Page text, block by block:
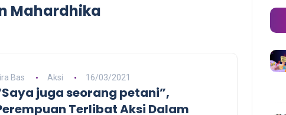
Mahardhika
Bas Aksi 16/03/2021
juga seorang petani”,
Terlibat Aksi Dalam